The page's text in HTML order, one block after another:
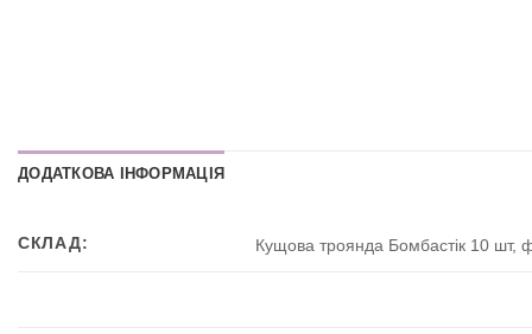
ДОДАТКОВА ІНФОРМАЦІЯ
СКЛАД: Кущова троянда Бомбастік 10 шт,